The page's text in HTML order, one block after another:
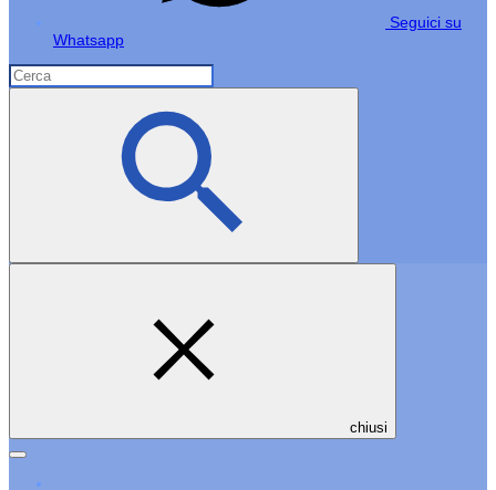
Seguici su
Whatsapp
chiusi